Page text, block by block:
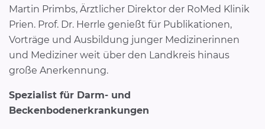
Martin Primbs, Ärztlicher Direktor der RoMed Klinik
Prien. Prof. Dr. Herrle genießt für Publikationen,
Vorträge und Ausbildung junger Medizinerinnen
und Mediziner weit über den Landkreis hinaus
große Anerkennung.
Spezialist für Darm- und
Beckenbodenerkrankungen